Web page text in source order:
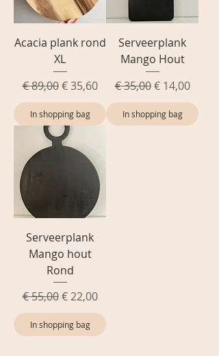
Acacia plank rond
XL
Normale prijs
€ 89,00 Verkoopprijs
€ 35,60
In shopping bag
Serveerplank
Mango Hout
Normale prijs
€ 35,00 Verkoopprijs
€ 14,00
In shopping bag
Serveerplank
Mango hout
Rond
Normale prijs
€ 55,00 Verkoopprijs
€ 22,00
In shopping bag